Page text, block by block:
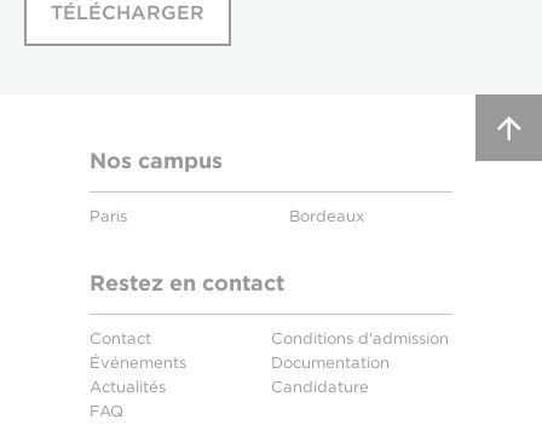
TÉLÉCHARGER
Nos campus
Paris Bordeaux
Restez en contact
Contact
Événements
Actualités
FAQ
Conditions d'admission
Documentation
Candidature